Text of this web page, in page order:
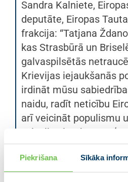
Piekrišana Sīkāka
Sandra Kalniete,
deputāte, Eiropas
frakcija: “Tatjana
kas Strasbūrā un
galvaspilsētās
Krievijas iejaukšanās
irdināt mūsu
naidu, radīt neticību
arī veicināt populismu
Krievijas ietekmes
plašs un toksisks. To
pārmantojis no
veiksmīgi attīstījis, tajā